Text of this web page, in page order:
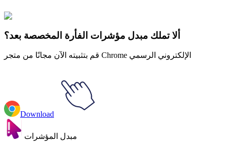
كاويا
ألا تملك مبدل مؤشرات الفأرة المخصصة بعد؟
قم بتثبيته الآن مجانًا من متجر Chrome الإلكتروني الرسمي
Download
مبدل المؤشرات